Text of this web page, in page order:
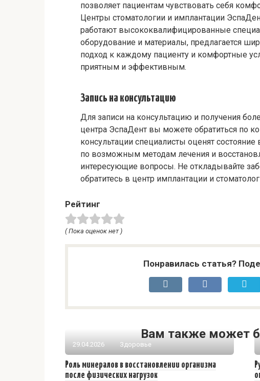
позволяет пациентам чувствовать себя
Центры стоматологии и имплантации
работают высококвалифицированные
оборудование и материалы, предлагается
подход к каждому пациенту и комфортные
приятным и эффективным.
Запись на консультацию
Для записи на консультацию и получения
центра ЭспаДент вы можете обратиться по
консультации специалисты оценят
по возможным методам лечения и
интересующие вопросы. Не откладывайте
обратитесь в центр имплантации и
Рейтинг
( Пока оценок нет )
Понравилась статья?
Вам также может
29.04.2026 Здоровье
Роль минералов в восстановлении организма
после физических нагрузок